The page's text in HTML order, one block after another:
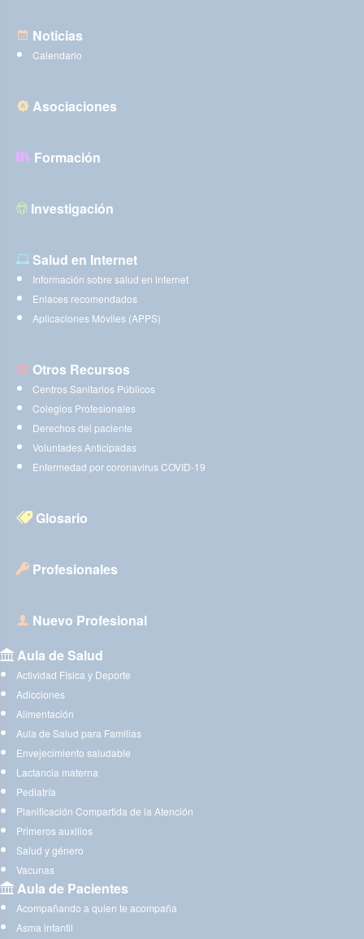
Noticias
Calendario
Asociaciones
Formación
Investigación
Salud en Internet
Información sobre salud en internet
Enlaces recomendados
Aplicaciones Móviles (APPS)
Otros Recursos
Centros Sanitarios Públicos
Colegios Profesionales
Derechos del paciente
Voluntades Anticipadas
Enfermedad por coronavirus COVID-19
Glosario
Profesionales
Nuevo Profesional
Aula de Salud
Actividad Física y Deporte
Adicciones
Alimentación
Aula de Salud para Familias
Envejecimiento saludable
Lactancia materna
Pediatría
Planificación Compartida de la Atención
Primeros auxilios
Salud y género
Vacunas
Aula de Pacientes
Acompañando a quien te acompaña
Asma infantil